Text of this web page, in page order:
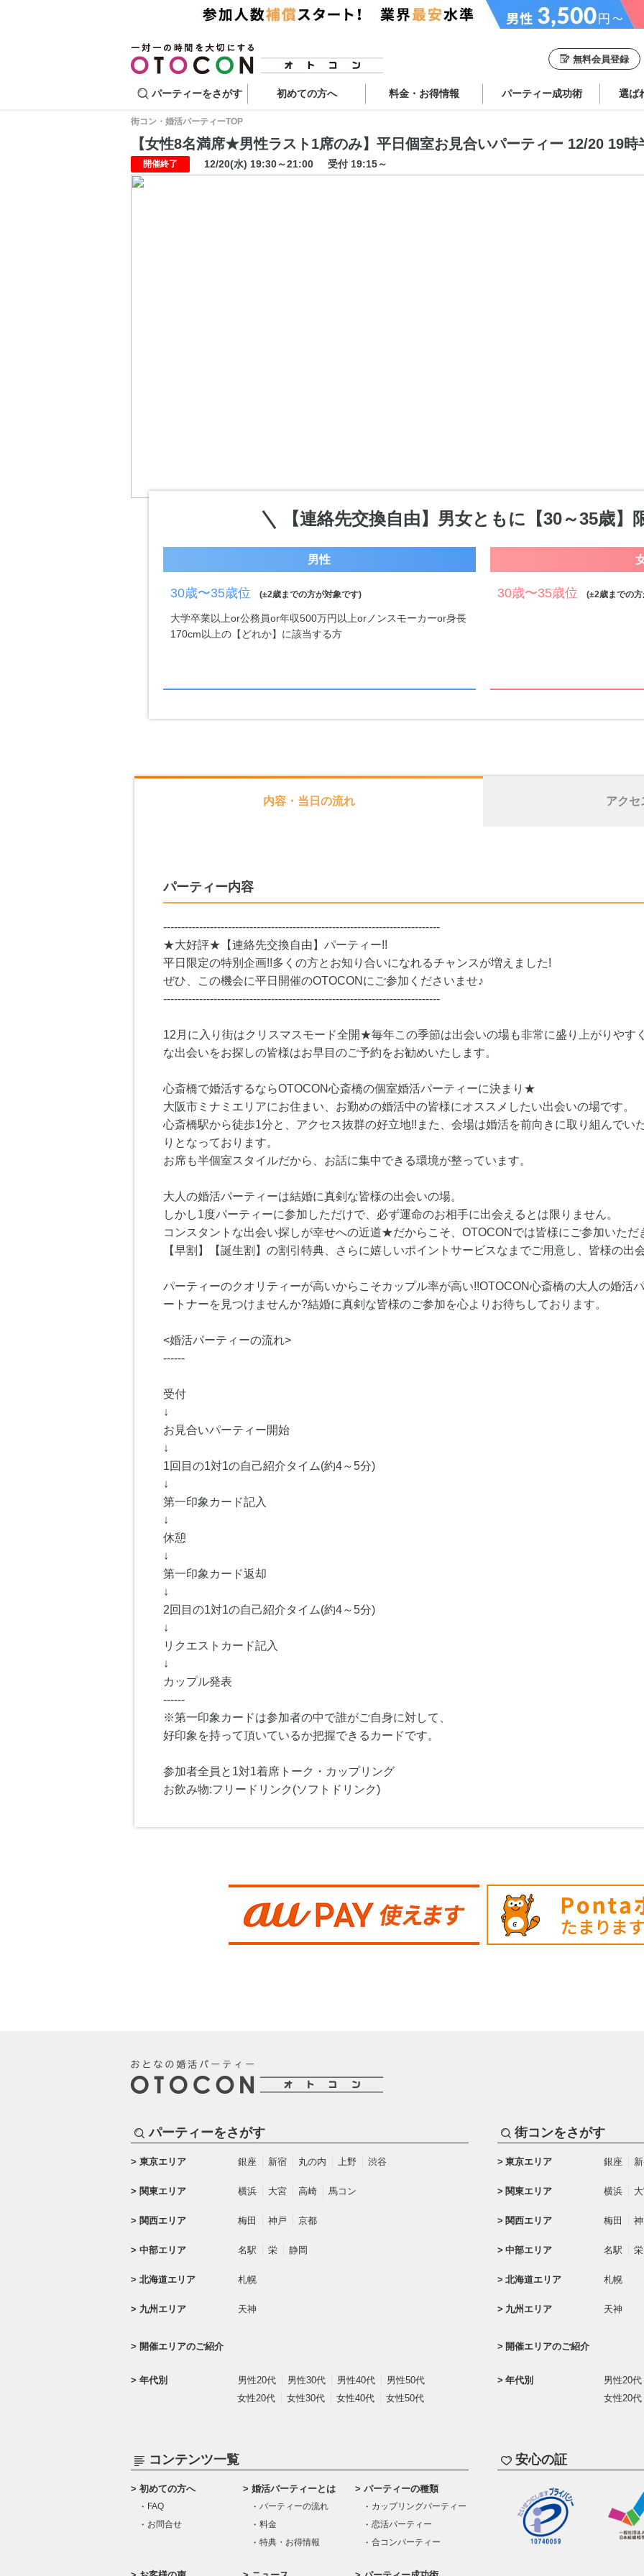
無料会員登録
パーティーをさがす 初めての方へ 料金・お得情報 パーティー成功術 選ば
街コン・婚活パーティーTOP
【女性8名満席★男性ラスト1席のみ】平日個室お見合いパーティー 12/20 19
開催終了 12/20(水) 19:30～21:00 受付 19:15～
【連絡先交換自由】男女ともに【30～35歳】
男性
30歳〜35歳位 (±2歳までの方が対象です)
大学卒業以上or公務員or年収500万円以上orノンスモーカーor身長
170cm以上の【どれか】に該当する方
30歳〜35歳位 (±2歳までの方
内容・当日の流れ アクセ
パーティー内容
-----------------------------------------------------------------------------
★大好評★【連絡先交換自由】パーティー!!
平日限定の特別企画!!多くの方とお知り合いになれるチャンスが増えました!
ぜひ、この機会に平日開催のOTOCONにご参加くださいませ♪
-----------------------------------------------------------------------------
12月に入り街はクリスマスモード全開★毎年この季節は出会いの場も非常に盛り上がりやす
な出会いをお探しの皆様はお早目のご予約をお勧めいたします。
心斎橋で婚活するならOTOCON心斎橋の個室婚活パーティーに決まり★
大阪市ミナミエリアにお住まい、お勤めの婚活中の皆様にオススメしたい出会いの場です。
心斎橋駅から徒歩1分と、アクセス抜群の好立地!!また、会場は婚活を前向きに取り組んでい
りとなっております。
お席も半個室スタイルだから、お話に集中できる環境が整っています。
大人の婚活パーティーは結婚に真剣な皆様の出会いの場。
しかし1度パーティーに参加しただけで、必ず運命のお相手に出会えるとは限りません。
コンスタントな出会い探しが幸せへの近道★だからこそ、OTOCONでは皆様にご参加いただ
【早割】【誕生割】の割引特典、さらに嬉しいポイントサービスなまでご用意し、皆様の出
パーティーのクオリティーが高いからこそカップル率が高い!!OTOCON心斎橋の大人の婚活
ートナーを見つけませんか?結婚に真剣な皆様のご参加を心よりお待ちしております。
<婚活パーティーの流れ>
------
受付
↓
お見合いパーティー開始
↓
1回目の1対1の自己紹介タイム(約4～5分)
↓
第一印象カード記入
↓
休憩
↓
第一印象カード返却
↓
2回目の1対1の自己紹介タイム(約4～5分)
↓
リクエストカード記入
↓
カップル発表
------
※第一印象カードは参加者の中で誰がご自身に対して、
好印象を持って頂いているか把握できるカードです。
参加者全員と1対1着席トーク・カップリング
お飲み物:フリードリンク(ソフトドリンク)
パーティーをさがす
東京エリア 銀座 新宿 丸の内 上野 渋谷
関東エリア 横浜 大宮 高崎 馬コン
関西エリア 梅田 神戸 京都
中部エリア 名駅 栄 静岡
北海道エリア 札幌
九州エリア 天神
開催エリアのご紹介
年代別 男性20代 男性30代 男性40代
男性50代
女性20代
女性30代 女性40代 女性50代
街コンをさがす
東京エリア 銀座
関東エリア 横浜
関西エリア 梅田
中部エリア 名駅 栄
北海道エリア 札幌
九州エリア 天神
開催エリアのご紹介
年代別 男性20代
女性20代
コンテンツ一覧
初めての方へ
FAQ
お問合せ
婚活パーティーとは
パーティーの流れ
料金
特典・お得情報
パーティーの種類
カップリングパーティー
恋活パーティー
合コンパーティー
安心の証